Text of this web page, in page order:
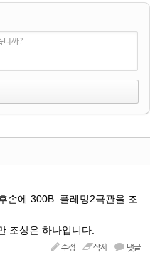
니까?
손에 300B 플레밍2극관을 조
조상은 하나입니다.
수정 삭제 댓글